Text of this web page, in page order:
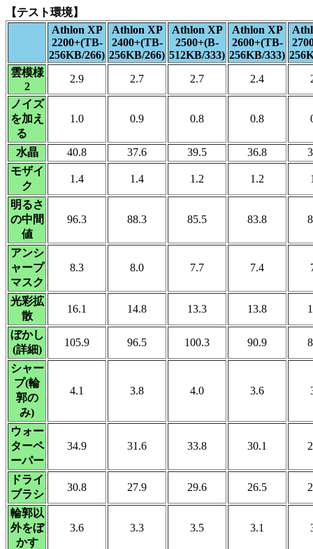
【テスト環境】
Athlon XP
2200+(TB-
256KB/266)
Athlon XP
2400+(TB-
256KB/266)
Athlon XP
2500+(B-
512KB/333)
Athlon XP
2600+(TB-
256KB/333)
雲模様
2
2.9 2.7 2.7 2.4
ノイズ
を加え
る
1.0 0.9 0.8 0.8
水晶 40.8 37.6 39.5 36.8
モザイ
ク
1.4 1.4 1.2 1.2
明るさ
の中間
値
96.3 88.3 85.5 83.8
アンシ
ャープ
マスク
8.3 8.0 7.7 7.4
光彩拡
散
16.1 14.8 13.3 13.8
ぼかし
(詳細)
105.9 96.5 100.3 90.9
シャー
プ(輪
郭の
み)
4.1 3.8 4.0 3.6
ウォー
ターペ
ーパー
34.9 31.6 33.8 30.1
ドライ
ブラシ
30.8 27.9 29.6 26.5
輪郭以
外をぼ
かす
3.6 3.3 3.5 3.1